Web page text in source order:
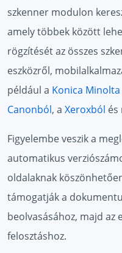
szkenner modulon
amely többek között
rögzítését az összes
eszközről,
például a Konica Minolta
Canonból, a Xeroxból és
Figyelembe veszik a
automatikus
oldalaknak
támogatják a
beolvasásához, majd
felosztáshoz.